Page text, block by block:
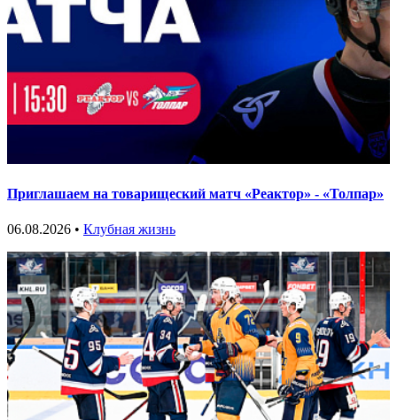
Приглашаем на товарищеский матч «Реактор» - «Толпар»
06.08.2026 • Клубная жизнь